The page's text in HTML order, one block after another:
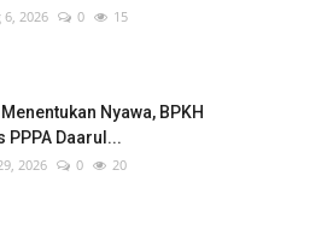
6, 2026 0 15
Nyawa, BPKH
PPPA Daarul...
2026 0 20